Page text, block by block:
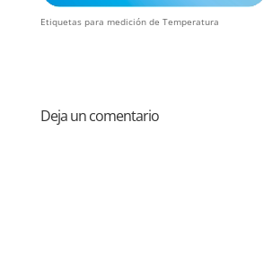
Etiquetas para medición de Temperatura
Deja un comentario